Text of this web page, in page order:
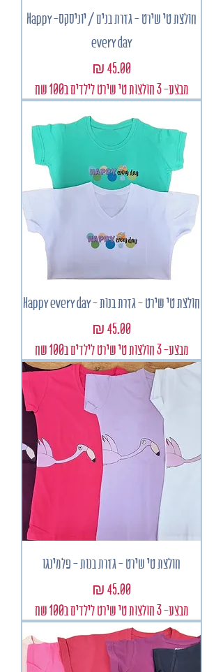
חולצת טי שירט - גזרת בנים / יוניסקס- Happy
every day
מחיר
מבצע- 3 חולצות טי שירט לילדים ב100 שח
חולצת טי שירט - גזרת בנות - Happy every day
מחיר
מבצע- 3 חולצות טי שירט לילדים ב100 שח
חולצת טי שירט - גזרת בנות - פלמינגו
מחיר
מבצע- 3 חולצות טי שירט לילדים ב100 שח